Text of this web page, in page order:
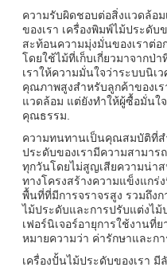
ความรับผิดชอบต่อสิ่งแวดล้อ
ของเรา เครื่องพิมพ์ไม้ประดับ
สะท้อนความมุ่งมั่นของเราต่
โดยใช้ไม้ที่เก็บเกี่ยวมาจากป่
เราให้ความมั่นใจว่าระบบนิเ
คุณภาพสูงสําหรับลูกค้าของเ
แวดล้อม แต่ยังทําให้ผู้ซื้อมั่นใ
คุณธรรม.
ความทนทานเป็นคุณสมบัติที่สํ
ประดับของเรามีความสามาร
ทุกวันโดยไม่สูญเสียความน่า
ทางโครงสร้างความแข็งแกร่
พื้นที่ที่มีการจราจรสูง รวมถึง
ไม้ประดับและการปรับแต่งไ
เฟอร์นิเจอร์อายุการใช้งานที่
หมายความว่า ค่ารักษาและกา
เครื่องปั้นไม้ประดับของเรา